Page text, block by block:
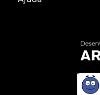
Termos de Uso
ZZ MALL é confiável
Devolução do
Compre pelo